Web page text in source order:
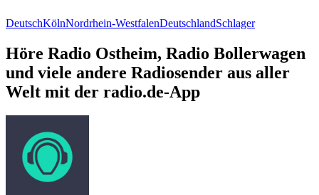
DeutschKölnNordrhein-WestfalenDeutschlandSchlager
Höre Radio Ostheim, Radio Bollerwagen
und viele andere Radiosender aus aller
Welt mit der radio.de-App